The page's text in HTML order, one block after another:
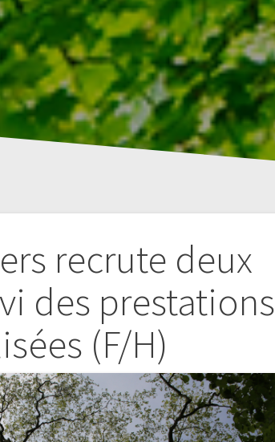
recrute deux
des prestations
(F/H)